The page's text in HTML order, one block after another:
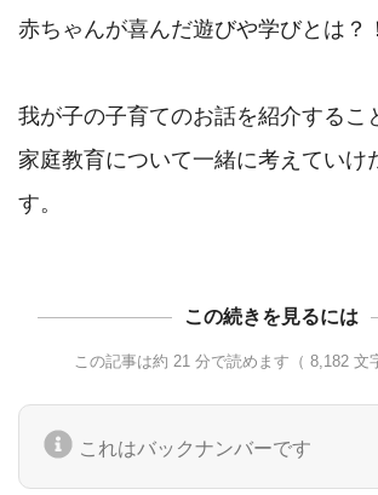
赤ちゃんが喜んだ遊びや学びとは？！
我が子の子育てのお話を紹介するこ
家庭教育について一緒に考えていけ
この続きを見るには
この記事は約 21 分で読めます（ 8,182 文
これはバックナンバーです